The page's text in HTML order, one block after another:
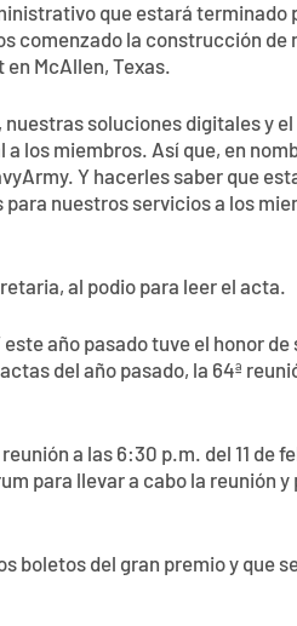
que estará terminado
comenzado la construcción de
en McAllen, Texas.
soluciones digitales y el
los miembros. Así que, en
Y hacerles saber que
nuestros servicios a los
al podio para leer el acta.
año pasado tuve el honor de
del año pasado, la 64ª
a las 6:30 p.m. del 11 de
para llevar a cabo la reunión
boletos del gran premio y que